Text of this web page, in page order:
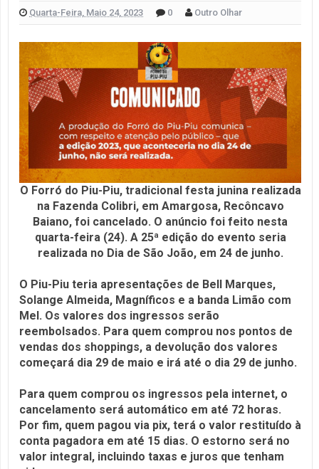
Quarta-Feira, Maio 24, 2023 0 Outro Olhar
O Forró do Piu-Piu, tradicional festa junina realizada
na Fazenda Colibri, em Amargosa, Recôncavo
Baiano, foi cancelado. O anúncio foi feito nesta
quarta-feira (24). A 25ª edição do evento seria
realizada no Dia de São João, em 24 de junho.
O Piu-Piu teria apresentações de Bell Marques,
Solange Almeida, Magníficos e a banda Limão com
Mel. Os valores dos ingressos serão
reembolsados. Para quem comprou nos pontos de
vendas dos shoppings, a devolução dos valores
começará dia 29 de maio e irá até o dia 29 de junho.
Para quem comprou os ingressos pela internet, o
cancelamento será automático em até 72 horas.
Por fim, quem pagou via pix, terá o valor restituído à
conta pagadora em até 15 dias. O estorno será no
valor integral, incluindo taxas e juros que tenham